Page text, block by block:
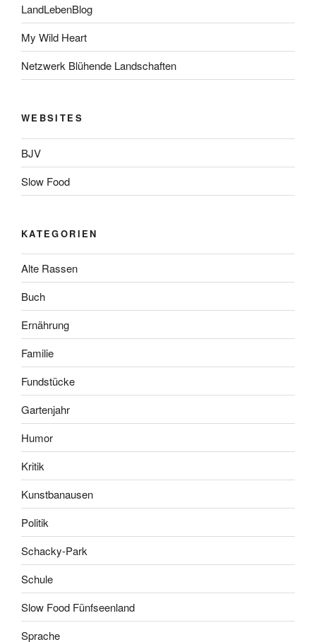
LandLebenBlog
My Wild Heart
Netzwerk Blühende Landschaften
WEBSITES
BJV
Slow Food
KATEGORIEN
Alte Rassen
Buch
Ernährung
Familie
Fundstücke
Gartenjahr
Humor
Kritik
Kunstbanausen
Politik
Schacky-Park
Schule
Slow Food Fünfseenland
Sprache